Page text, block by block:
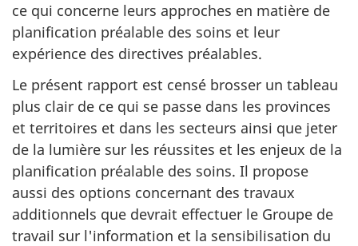
ce qui concerne leurs approches en matière de
planification préalable des soins et leur
expérience des directives préalables.
Le présent rapport est censé brosser un tableau
plus clair de ce qui se passe dans les provinces
et territoires et dans les secteurs ainsi que jeter
de la lumière sur les réussites et les enjeux de la
planification préalable des soins. Il propose
aussi des options concernant des travaux
additionnels que devrait effectuer le Groupe de
travail sur l'information et la sensibilisation du